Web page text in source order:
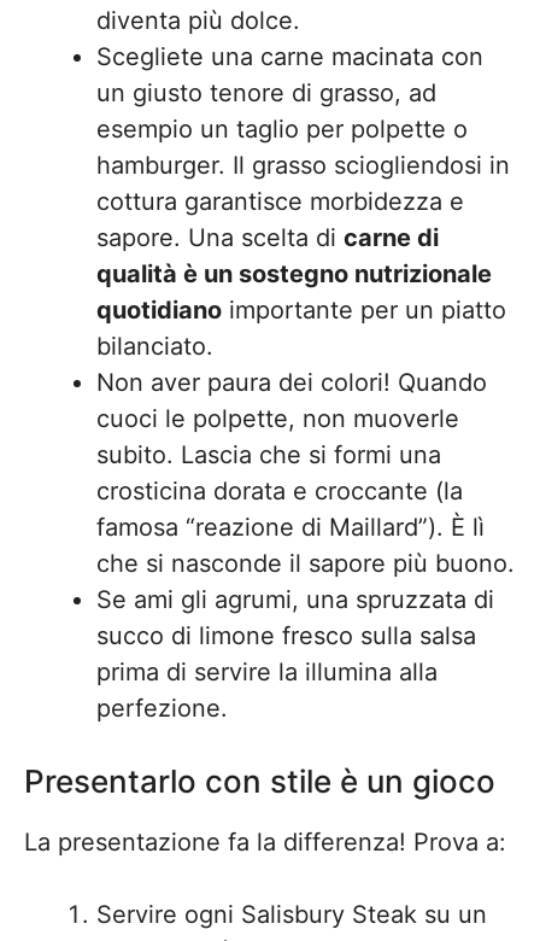
diventa più dolce.
Scegliete una carne macinata con
un giusto tenore di grasso, ad
esempio un taglio per polpette o
hamburger. Il grasso sciogliendosi in
cottura garantisce morbidezza e
sapore. Una scelta di carne di
qualità è un sostegno nutrizionale
quotidiano importante per un piatto
bilanciato.
Non aver paura dei colori! Quando
cuoci le polpette, non muoverle
subito. Lascia che si formi una
crosticina dorata e croccante (la
famosa “reazione di Maillard”). È lì
che si nasconde il sapore più buono.
Se ami gli agrumi, una spruzzata di
succo di limone fresco sulla salsa
prima di servire la illumina alla
perfezione.
Presentarlo con stile è un gioco
La presentazione fa la differenza! Prova a:
Servire ogni Salisbury Steak su un